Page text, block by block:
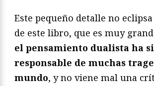
Este pequeño detalle no
de este libro, que es muy
el pensamiento dualista ha
responsable de muchas
mundo, y no viene mal una